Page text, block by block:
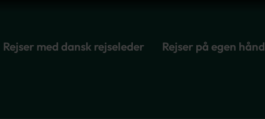
Rejser med dansk rejseleder Rejser på egen hånd